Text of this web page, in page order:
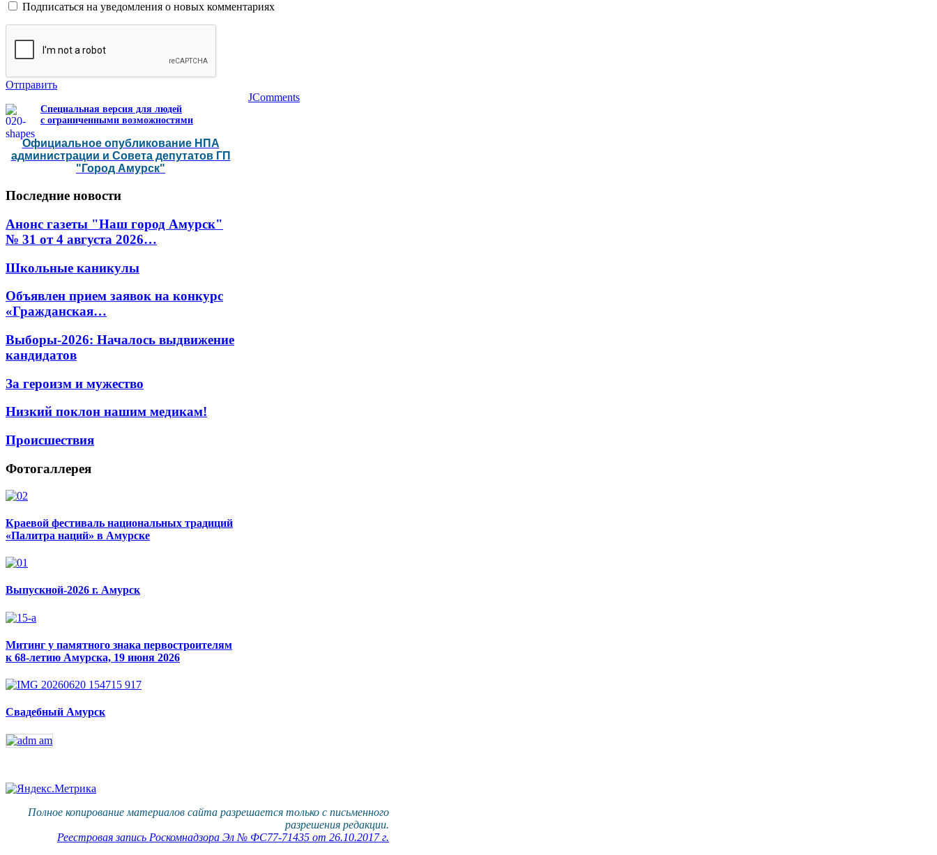
Подписаться на уведомления о новых комментариях
Отправить
JComments
Специальная версия для людей
с ограниченными возможностями
Официальное опубликование НПА
администрации и Совета депутатов ГП
"Город Амурск"
Последние новости
Анонс газеты "Наш город Амурск"
№ 31 от 4 августа 2026…
Школьные каникулы
Объявлен прием заявок на конкурс
«Гражданская…
Выборы-2026: Началось выдвижение
кандидатов
За героизм и мужество
Низкий поклон нашим медикам!
Происшествия
Фотогаллерея
Краевой фестиваль национальных традиций
«Палитра наций» в Амурске
Выпускной-2026 г. Амурск
Митинг у памятного знака первостроителям
к 68-летию Амурска, 19 июня 2026
Свадебный Амурск
Полное копирование материалов сайта разрешается только с письменного
разрешения редакции.
Реестровая запись Роскомнадзора Эл № ФС77-71435 от 26.10.2017 г.